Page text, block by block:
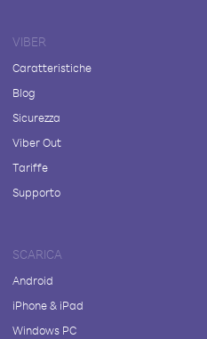
VIBER
Caratteristiche
Blog
Sicurezza
Viber Out
Tariffe
Supporto
SCARICA
Android
iPhone & iPad
Windows PC